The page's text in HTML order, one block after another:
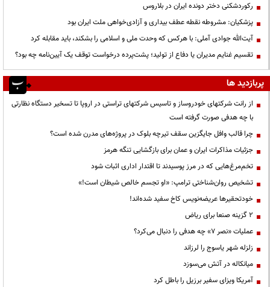
رکوردشکنی دختر دونده ایران در بلاروس
پزشکیان: مشروطه نقطه عطف بیداری و آزادی‌خواهی ملت ایران بود
آیت‌الله جوادی آملی: با هرکس که وحدت ملی و اسلامی را بشکند، باید مقابله کرد
تقسیم غنایم مدیران یا دفاع از تولید؛ پشت‌پرده درخواست توقف یک آیین‌نامه چه بود؟
پربازدید ها
از رانت‌ شرکتهای خودروساز و تاسیس شرکتهای تراستی در اروپا تا تسخیر دستگاه نظارتی
با چه هدفی صورت گرفته است
چرا قالب وافل جایگزین سقف تیرچه بلوک در پروژه‌های مدرن شده است؟
جزئیات مذاکرات ایران و عمان برای بازگشایی تنگه هرمز
تخم‌مرغ‌هایی که در مرز پوسیدند تا اقتدار اداری اثبات شود
تشخیص روان‌شناختی ترامپ: «او تجسم خالص شیطان است!»
خودتحقیرها عریضه‌نویس کاخ سفید شده‌اند!
۲ گزینه صنعا برای ریاض
عملیات «نصر ۷» چه هدفی را دنبال می‌کرد؟
زلزله شهر یاسوج را لرزاند
میانکاله در آتش می‌سوزد
آمریکا ویزای سفیر برزیل را باطل کرد